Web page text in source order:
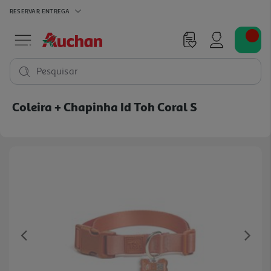
RESERVAR ENTREGA
Pesquisar
Coleira + Chapinha Id Toh Coral S
Previous